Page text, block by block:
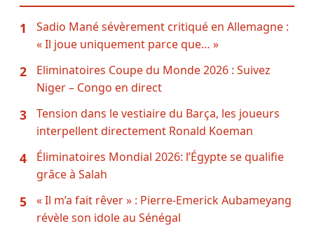
1
Sadio Mané sévèrement critiqué en Allemagne :
« Il joue uniquement parce que… »
2
Eliminatoires Coupe du Monde 2026 : Suivez
Niger – Congo en direct
3
Tension dans le vestiaire du Barça, les joueurs
interpellent directement Ronald Koeman
4
Éliminatoires Mondial 2026: l’Égypte se qualifie
grâce à Salah
5
« Il m’a fait rêver » : Pierre-Emerick Aubameyang
révèle son idole au Sénégal